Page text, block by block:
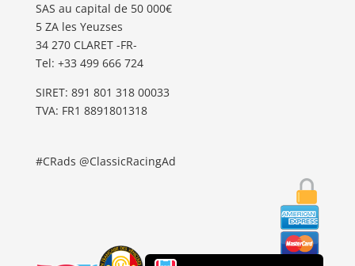
SAS au capital de 50 000€
5 ZA les Yeuzses
34 270 CLARET -FR-
Tel: ‭+33 499 666 724‬
SIRET: 891 801 318 00033
TVA: FR1 8891801318
#CRads @ClassicRacingAd